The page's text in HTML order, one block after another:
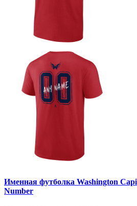
Именная футболка Washington
Number